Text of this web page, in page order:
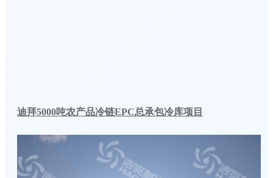
迪拜5000吨农产品冷链EPC总承包冷库项目